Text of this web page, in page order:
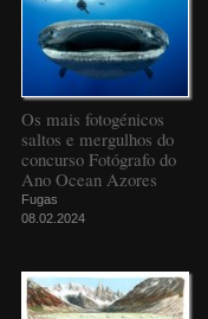
Os mais fotogénicos
saltos e mergulhos do
concurso Fotógrafo do
Ano Ocean Azores
Fugas
08.02.2024